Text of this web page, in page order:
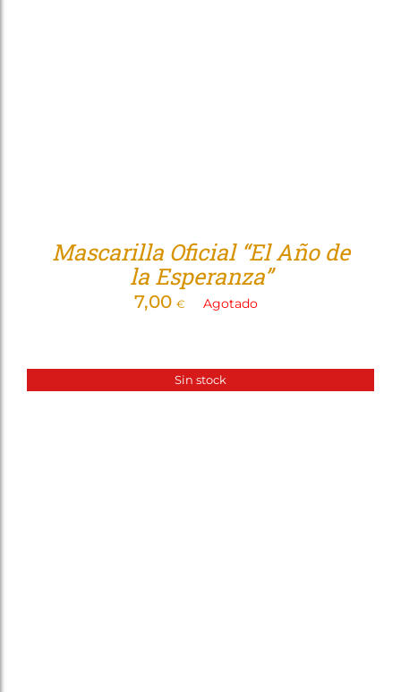
Mascarilla Oficial “El Año de
la Esperanza”
7,00 € Agotado
Sin stock